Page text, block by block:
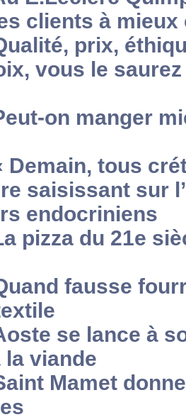
clients à
prix,
vous le
on manger
Demain, tous
saisissant sur
endocriniens
pizza du 21e
fausse
se lance à
viande
Mamet